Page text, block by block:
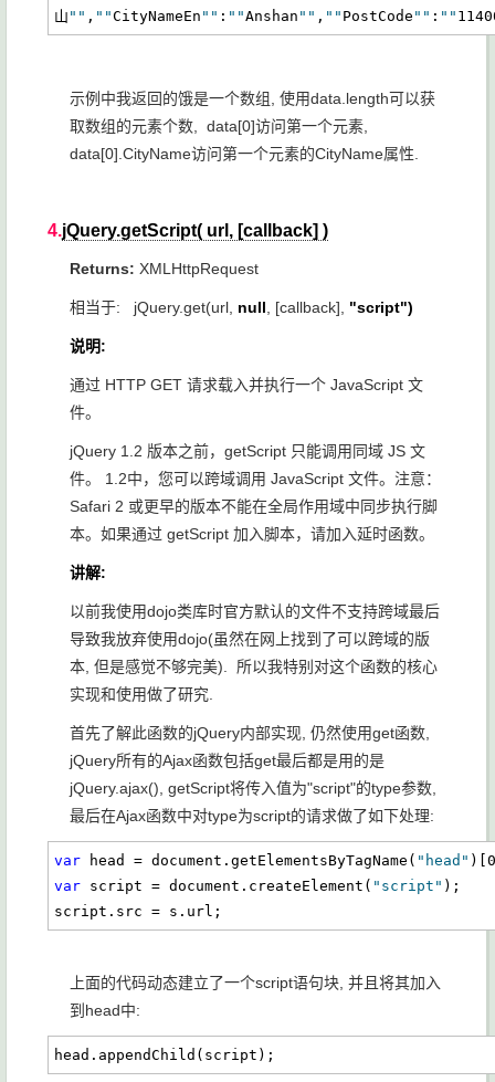
山 "" , ""CityNameEn "" : ""Anshan "" , "" PostCode "" : ""
示例中我返回的饿是一个数组, 使用data.length可以获
取数组的元素个数, data[0]访问第一个元素,
data[0].CityName访问第一个元素的CityName属性.
4.jQuery.getScript( url, [callback] )
Returns: XMLHttpRequest
相当于: jQuery.get(url, null , [callback], "script")
说明:
通过 HTTP GET 请求载入并执行一个 JavaScript 文
件。
jQuery 1.2 版本之前，getScript 只能调用同域 JS 文
件。 1.2中，您可以跨域调用 JavaScript 文件。注意：
Safari 2 或更早的版本不能在全局作用域中同步执行脚
本。如果通过 getScript 加入脚本，请加入延时函数。
讲解:
以前我使用dojo类库时官方默认的文件不支持跨域最后
导致我放弃使用dojo(虽然在网上找到了可以跨域的版
本, 但是感觉不够完美). 所以我特别对这个函数的核心
实现和使用做了研究.
首先了解此函数的jQuery内部实现, 仍然使用get函数,
jQuery所有的Ajax函数包括get最后都是用的是
jQuery.ajax(), getScript将传入值为"script"的type参数,
最后在Ajax函数中对type为script的请求做了如下处理:
var head = document.getElementsByTagName( "head"
var script = document.createElement( "script" );
script.src = s.url;
上面的代码动态建立了一个script语句块, 并且将其加入
到head中:
head.appendChild(script);